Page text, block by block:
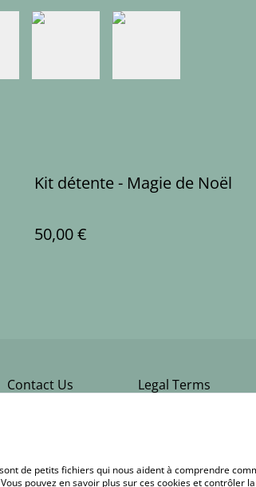
Kit détente - Magie de Noël
50,00 €
Contact Us Legal Terms
de petits fichiers qui nous aident à comprendre
pouvez en savoir plus sur ces cookies et contrôler